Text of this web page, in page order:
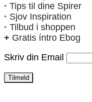
· Tips til dine Spirer
· Sjov Inspiration
· Tilbud i shoppen
+ Gratis íntro Ebog
Skriv din Email